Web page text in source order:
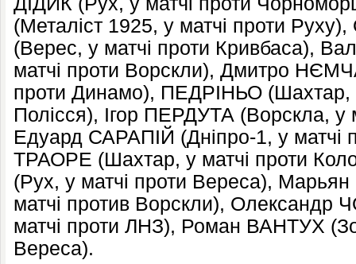
(Металіст 1925, у матчі проти
(Верес, у матчі проти Кривбаса),
матчі проти Ворскли), Дмитро
проти Динамо), ПЕДРІНЬО (Шахтар,
Полісся), Ігор ПЕРДУТА (Ворскла, у
Едуард САРАПІЙ (Дніпро-1, у матчі
ТРАОРЕ (Шахтар, у матчі проти
(Рух, у матчі проти Вереса),
матчі против Ворскли),
матчі проти ЛНЗ), Роман ВАНТУХ
Вереса).